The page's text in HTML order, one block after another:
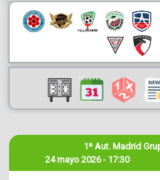
24 mayo 2026 - 17:30
1ª Aut. Madrid